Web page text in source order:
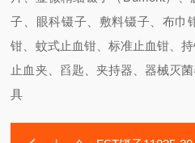
子、眼科镊子、敷料镊子、布巾
钳、蚊式止血钳、标准止血钳、
止血夹、舀匙、夹持器、器械灭
具